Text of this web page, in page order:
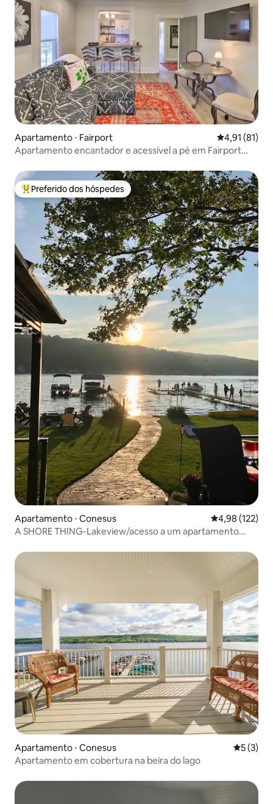
Apartamento ⋅ Fairport 4,91 de uma
4,91 (81)
Apartamento encantador e acessível a pé em Fairport
Entre os melhores preferidos dos hóspedes
Preferido dos hóspedes
Apartamento ⋅ Conesus 4,98 de uma
4,98 (122)
A SHORE THING-Lakeview/acesso a um apartamento
Apartamento ⋅ Conesus 5 de
5 (3)
Apartamento em cobertura na beira do lago